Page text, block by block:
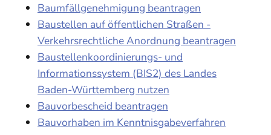
Baumfällgenehmigung beantragen
Baustellen auf öffentlichen Straßen -
Verkehrsrechtliche Anordnung beantragen
Baustellenkoordinierungs- und
Informationssystem (BIS2) des Landes
Baden-Württemberg nutzen
Bauvorbescheid beantragen
Bauvorhaben im Kenntnisgabeverfahren